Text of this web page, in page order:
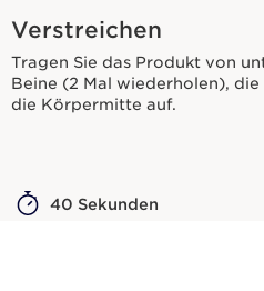
Verstreichen
Tragen Sie das Produkt von
Beine (2 Mal wiederholen), die
die Körpermitte auf.
40 Sekunden